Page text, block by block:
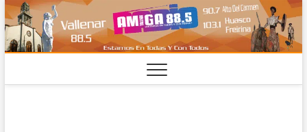
Saltar
al
contenido